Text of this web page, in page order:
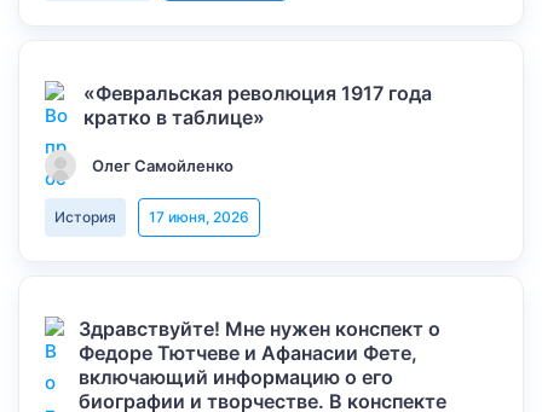
«Февральская революция 1917 года
кратко в таблице»
Олег Самойленко
История 17 июня, 2026
Здравствуйте! Мне нужен конспект о
Федоре Тютчеве и Афанасии Фете,
включающий информацию о его
биографии и творчестве. В конспекте